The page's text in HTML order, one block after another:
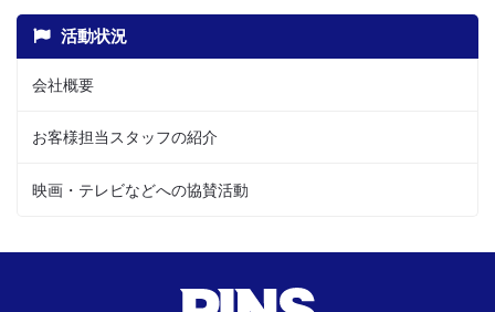
活動状況
会社概要
お客様担当スタッフの紹介
映画・テレビなどへの協賛活動